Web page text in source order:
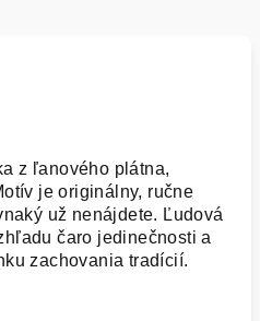
z ľanového plátna,
je originálny, ručne
už nenájdete. Ľudová
čaro jedinečnosti a
zachovania tradícií.